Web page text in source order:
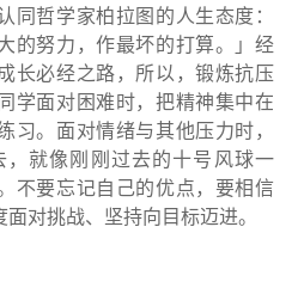
哲学家柏拉图的人生态度：
的努力，作最坏的打算。」经
长必经之路，所以，锻炼抗压
学面对困难时，把精神集中在
习。面对情绪与其他压力时，
就像刚刚过去的十号风球一
不要忘记自己的优点，要相信
对挑战、坚持向目标迈进。